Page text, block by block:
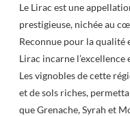
Le Lirac est une
prestigieuse, nichée au
Reconnue pour la qualité
Lirac incarne
Les vignobles de cette
et de sols riches,
que Grenache, Syrah et